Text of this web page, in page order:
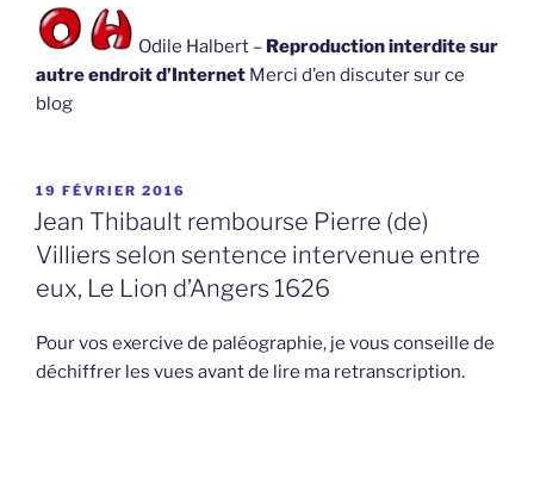
Odile Halbert – Reproduction interdite sur
autre endroit d’Internet Merci d’en discuter sur ce
blog
PUBLIÉ
LE
19 FÉVRIER 2016
Jean Thibault rembourse Pierre (de)
Villiers selon sentence intervenue entre
eux, Le Lion d’Angers 1626
Pour vos exercive de paléographie, je vous conseille de
déchiffrer les vues avant de lire ma retranscription.